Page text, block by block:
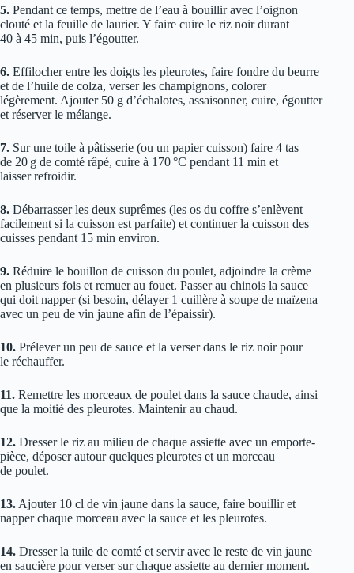
5. Pendant ce temps, mettre de l’eau à bouillir avec l’oignon
clouté et la feuille de laurier. Y faire cuire le riz noir durant
40 à 45 min, puis l’égoutter.
6. Effilocher entre les doigts les pleurotes, faire fondre du beurre
et de l’huile de colza, verser les champignons, colorer
légèrement. Ajouter 50 g d’échalotes, assaisonner, cuire, égoutter
et réserver le mélange.
7. Sur une toile à pâtisserie (ou un papier cuisson) faire 4 tas
de 20 g de comté râpé, cuire à 170 °C pendant 11 min et
laisser refroidir.
8. Débarrasser les deux suprêmes (les os du coffre s’enlèvent
facilement si la cuisson est parfaite) et continuer la cuisson des
cuisses pendant 15 min environ.
9. Réduire le bouillon de cuisson du poulet, adjoindre la crème
en plusieurs fois et remuer au fouet. Passer au chinois la sauce
qui doit napper (si besoin, délayer 1 cuillère à soupe de maïzena
avec un peu de vin jaune afin de l’épaissir).
10. Prélever un peu de sauce et la verser dans le riz noir pour
le réchauffer.
11. Remettre les morceaux de poulet dans la sauce chaude, ainsi
que la moitié des pleurotes. Maintenir au chaud.
12. Dresser le riz au milieu de chaque assiette avec un emporte-
pièce, déposer autour quelques pleurotes et un morceau
de poulet.
13. Ajouter 10 cl de vin jaune dans la sauce, faire bouillir et
napper chaque morceau avec la sauce et les pleurotes.
14. Dresser la tuile de comté et servir avec le reste de vin jaune
en saucière pour verser sur chaque assiette au dernier moment.